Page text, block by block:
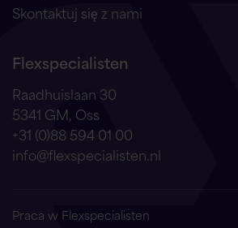
Skontaktuj się z nami
Flexspecialisten
Raadhuislaan 30
5341 GM, Oss
+31 (0)88 594 01 00
info@flexspecialisten.nl
Praca w Flexspecialisten